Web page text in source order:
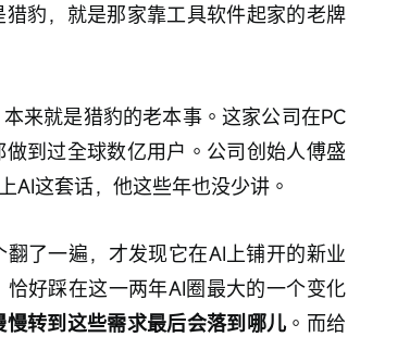
豹，就是那家靠工具软件起家的老牌
来就是猎豹的老本事。这家公司在PC
到过全球数亿用户。公司创始人傅盛
AI这套话，他这些年也没少讲。
了一遍，才发现它在AI上铺开的新业
好踩在这一两年AI圈最大的一个变化
转到这些需求最后会落到哪儿 。而给